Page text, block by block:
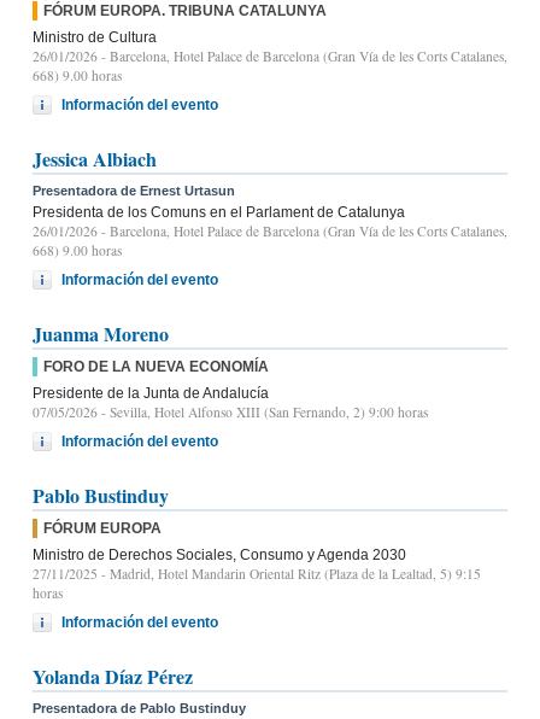
FÓRUM EUROPA. TRIBUNA CATALUNYA
Ministro de Cultura
26/01/2026 - Barcelona, Hotel Palace de Barcelona (Gran Vía de les Corts Catalanes,
668) 9.00 horas
Información del evento
Jessica Albiach
Presentadora de Ernest Urtasun
Presidenta de los Comuns en el Parlament de Catalunya
26/01/2026 - Barcelona, Hotel Palace de Barcelona (Gran Vía de les Corts Catalanes,
668) 9.00 horas
Información del evento
Juanma Moreno
FORO DE LA NUEVA ECONOMÍA
Presidente de la Junta de Andalucía
07/05/2026 - Sevilla, Hotel Alfonso XIII (San Fernando, 2) 9:00 horas
Información del evento
Pablo Bustinduy
FÓRUM EUROPA
Ministro de Derechos Sociales, Consumo y Agenda 2030
27/11/2025 - Madrid, Hotel Mandarin Oriental Ritz (Plaza de la Lealtad, 5) 9:15
horas
Información del evento
Yolanda Díaz Pérez
Presentadora de Pablo Bustinduy